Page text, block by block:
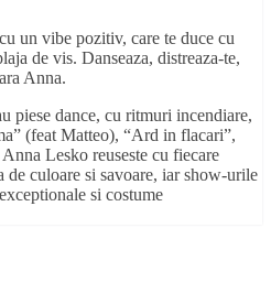
un vibe pozitiv, care te duce cu
de vis. Danseaza, distreaza-te,
Anna.
piese dance, cu ritmuri incendiare,
(feat Matteo), “Ard in flacari”,
Lesko reuseste cu fiecare
de culoare si savoare, iar show-urile
si costume